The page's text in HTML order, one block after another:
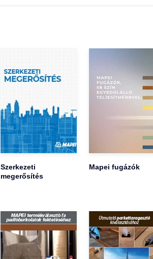
Szerkezeti
megerősítés
Mapei fugázók